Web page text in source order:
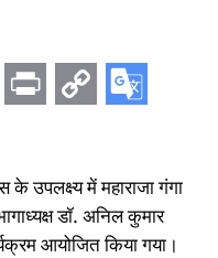
के उपलक्ष्य में महाराजा गंगा
डॉ. अनिल कुमार
आयोजित किया गया।